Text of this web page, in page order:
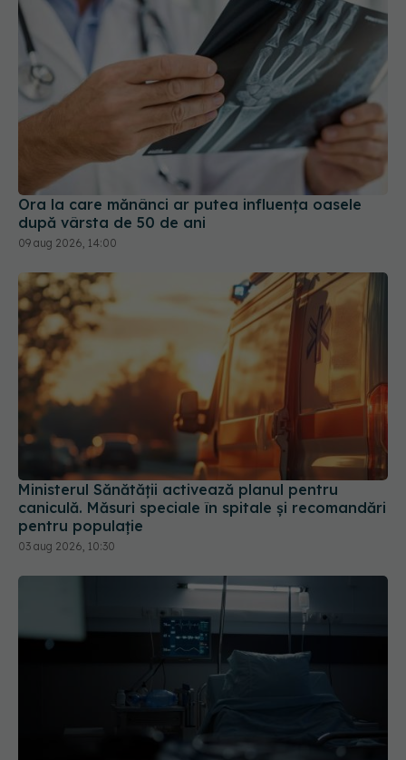
Ora la care mănânci ar putea influența oasele
după vârsta de 50 de ani
09 aug 2026, 14:00
Ministerul Sănătății activează planul pentru
caniculă. Măsuri speciale în spitale și recomandări
pentru populație
03 aug 2026, 10:30
PNRR: 174 de milioane de lei pentru sănătate într-
o singură săptămână. Ce spitale primesc bani